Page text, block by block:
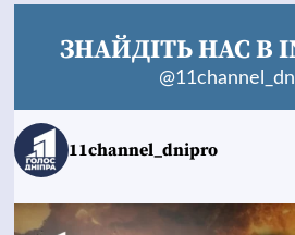
ЗНАЙДІТЬ НАС В
11channel_dnipro